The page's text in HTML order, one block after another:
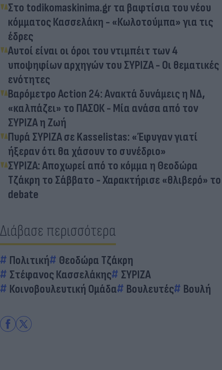
Στο todikomaskinima.gr τα βαφτίσια του νέου
κόμματος Κασσελάκη - «Κωλοτούμπα» για τις
έδρες
Αυτοί είναι οι όροι του ντιμπέιτ των 4
υποψηφίων αρχηγών του ΣΥΡΙΖΑ - Oι θεματικές
ενότητες
Βαρόμετρο Action 24: Aνακτά δυνάμεις η ΝΔ,
«καλπάζει» το ΠΑΣΟΚ - Μία ανάσα από τον
ΣΥΡΙΖΑ η Ζωή
Πυρά ΣΥΡΙΖΑ σε Kasselistas: «Έφυγαν γιατί
ήξεραν ότι θα χάσουν το συνέδριο»
ΣΥΡΙΖΑ: Αποχωρεί από το κόμμα η Θεοδώρα
Τζάκρη το Σάββατο - Χαρακτήρισε «θλιβερό» το
debate
Διάβασε περισσότερα
Πολιτική
Θεοδώρα Τζάκρη
Στέφανος Κασσελάκης
ΣΥΡΙΖΑ
Κοινοβουλευτική Ομάδα
Βουλευτές Βουλή